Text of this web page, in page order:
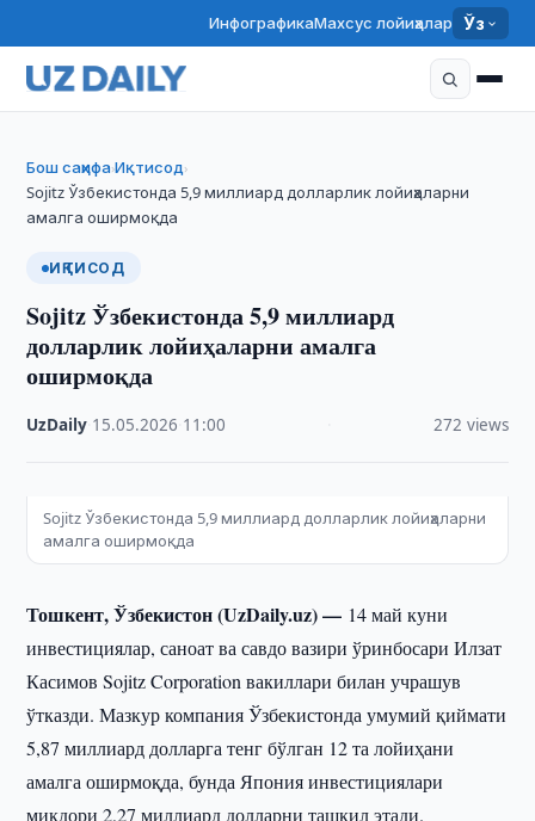
ИнфографикаМахсус лойиҳалар Ўз
Бош саҳифа›Иқтисод›
Sojitz Ўзбекистонда 5,9 миллиард долларлик лойиҳаларни
амалга оширмоқда
ИҚТИСОД
Sojitz Ўзбекистонда 5,9 миллиард
долларлик лойиҳаларни амалга
оширмоқда
UzDaily 15.05.2026 11:00 272 views
Sojitz Ўзбекистонда 5,9 миллиард долларлик лойиҳаларни
амалга оширмоқда
Тошкент, Ўзбекистон (UzDaily.uz) — 14 май куни
инвестициялар, саноат ва савдо вазири ўринбосари Илзат
Касимов Sojitz Corporation вакиллари билан учрашув
ўтказди. Мазкур компания Ўзбекистонда умумий қиймати
5,87 миллиард долларга тенг бўлган 12 та лойиҳани
амалга оширмоқда, бунда Япония инвестициялари
миқдори 2,27 миллиард долларни ташкил этади.